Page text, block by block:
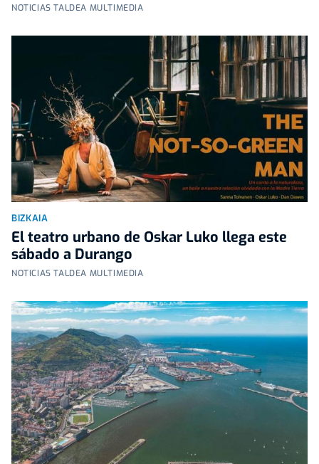
NOTICIAS TALDEA MULTIMEDIA
BIZKAIA
El teatro urbano de Oskar Luko llega este
sábado a Durango
NOTICIAS TALDEA MULTIMEDIA